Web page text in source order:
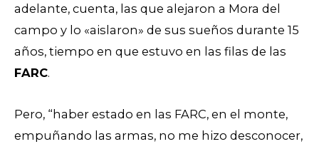
adelante, cuenta, las que alejaron a Mora del
campo y lo «aislaron» de sus sueños durante 15
años, tiempo en que estuvo en las filas de las
FARC.
Pero, “haber estado en las FARC, en el monte,
empuñando las armas, no me hizo desconocer,